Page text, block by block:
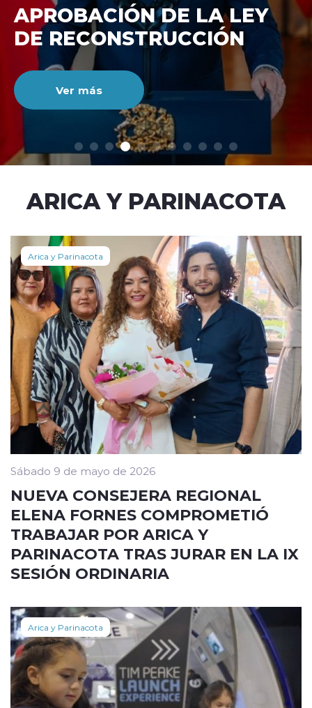
modo claro
DE RECONSTRUCCIÓ
NACIONAL
Ver más
ARICA Y PARINACOTA
Arica y Parinacota
Sábado 9 de mayo de 2026
NUEVA CONSEJERA REGIONAL
ELENA FORNES COMPROMETIÓ
TRABAJAR POR ARICA Y
PARINACOTA TRAS JURAR EN LA IX
SESIÓN ORDINARIA
Arica y Parinacota